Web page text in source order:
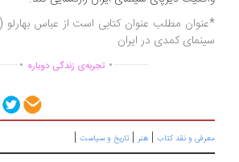
مطلب عنوان کتابی است از عباس بهارلو (غلام
کمدی در ایران
............... .تجربه‌ی زندگی دوباره ...............
و نقد کتاب|هنر|تاریخ و سیاست |